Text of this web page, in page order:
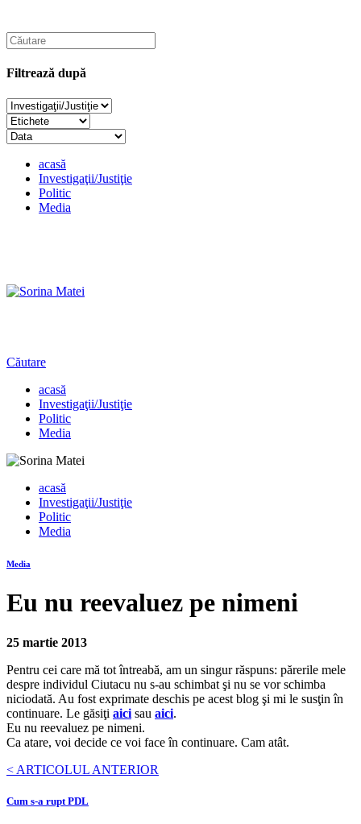
Filtrează după
acasă
Investigaţii/Justiţie
Politic
Media
Căutare
acasă
Investigaţii/Justiţie
Politic
Media
acasă
Investigaţii/Justiţie
Politic
Media
Media
Eu nu reevaluez pe nimeni
25 martie 2013
Pentru cei care mă tot întreabă, am un singur răspuns: părerile mele
despre individul Ciutacu nu s-au schimbat şi nu se vor schimba
niciodată. Au fost exprimate deschis pe acest blog şi mi le susţin în
continuare. Le găsiţi aici sau aici.
Eu nu reevaluez pe nimeni.
Ca atare, voi decide ce voi face în continuare. Cam atât.
< ARTICOLUL ANTERIOR
Cum s-a rupt PDL